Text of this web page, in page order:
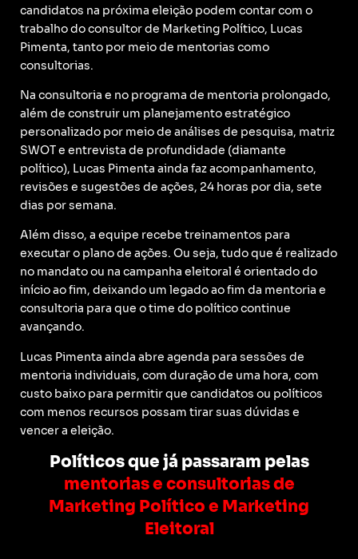
candidatos na próxima eleição podem contar com o
trabalho do consultor de Marketing Político, Lucas
Pimenta, tanto por meio de mentorias como
consultorias.
Na consultoria e no programa de mentoria prolongado,
além de construir um planejamento estratégico
personalizado por meio de análises de pesquisa, matriz
SWOT e entrevista de profundidade (diamante
político), Lucas Pimenta ainda faz acompanhamento,
revisões e sugestões de ações, 24 horas por dia, sete
dias por semana.
Além disso, a equipe recebe treinamentos para
executar o plano de ações. Ou seja, tudo que é realizado
no mandato ou na campanha eleitoral é orientado do
início ao fim, deixando um legado ao fim da mentoria e
consultoria para que o time do político continue
avançando.
Lucas Pimenta ainda abre agenda para sessões de
mentoria individuais, com duração de uma hora, com
custo baixo para permitir que candidatos ou políticos
com menos recursos possam tirar suas dúvidas e
vencer a eleição.
Políticos que já passaram pelas
mentorias e consultorias de
Marketing Político e Marketing
Eleitoral